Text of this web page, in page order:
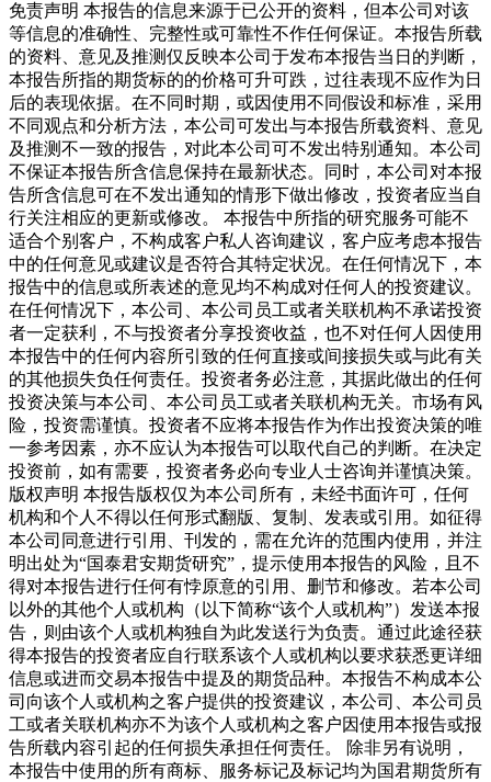
免责声明 本报告的信息来源于已公开的资料，但本公司对该
等信息的准确性、完整性或可靠性不作任何保证。本报告所载
的资料、意见及推测仅反映本公司于发布本报告当日的判断，
本报告所指的期货标的的价格可升可跌，过往表现不应作为日
后的表现依据。在不同时期，或因使用不同假设和标准，采用
不同观点和分析方法，本公司可发出与本报告所载资料、意见
及推测不一致的报告，对此本公司可不发出特别通知。本公司
不保证本报告所含信息保持在最新状态。同时，本公司对本报
告所含信息可在不发出通知的情形下做出修改，投资者应当自
行关注相应的更新或修改。 本报告中所指的研究服务可能不
适合个别客户，不构成客户私人咨询建议，客户应考虑本报告
中的任何意见或建议是否符合其特定状况。在任何情况下，本
报告中的信息或所表述的意见均不构成对任何人的投资建议。
在任何情况下，本公司、本公司员工或者关联机构不承诺投资
者一定获利，不与投资者分享投资收益，也不对任何人因使用
本报告中的任何内容所引致的任何直接或间接损失或与此有关
的其他损失负任何责任。投资者务必注意，其据此做出的任何
投资决策与本公司、本公司员工或者关联机构无关。市场有风
险，投资需谨慎。投资者不应将本报告作为作出投资决策的唯
一参考因素，亦不应认为本报告可以取代自己的判断。在决定
投资前，如有需要，投资者务必向专业人士咨询并谨慎决策。
版权声明 本报告版权仅为本公司所有，未经书面许可，任何
机构和个人不得以任何形式翻版、复制、发表或引用。如征得
本公司同意进行引用、刊发的，需在允许的范围内使用，并注
明出处为“国泰君安期货研究”，提示使用本报告的风险，且不
得对本报告进行任何有悖原意的引用、删节和修改。若本公司
以外的其他个人或机构（以下简称“该个人或机构”）发送本报
告，则由该个人或机构独自为此发送行为负责。通过此途径获
得本报告的投资者应自行联系该个人或机构以要求获悉更详细
信息或进而交易本报告中提及的期货品种。本报告不构成本公
司向该个人或机构之客户提供的投资建议，本公司、本公司员
工或者关联机构亦不为该个人或机构之客户因使用本报告或报
告所载内容引起的任何损失承担任何责任。 除非另有说明，
本报告中使用的所有商标、服务标记及标记均为国君期货所有